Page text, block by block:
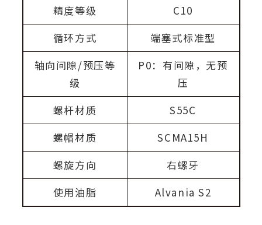
精度等级
C10
循环方式
端塞式标准型
轴向间隙/预压等
级
P0：有间隙，无预
压
螺杆材质
S55C
螺帽材质
SCMA15H
螺旋方向
右螺牙
使用油脂
Alvania S2